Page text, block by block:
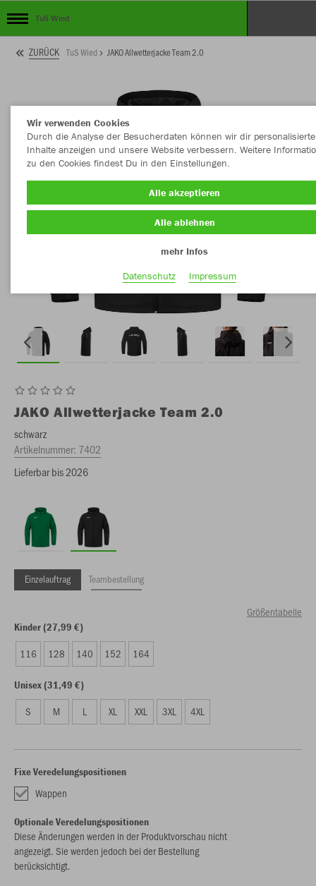
TuS Wied
ZURÜCK TuS Wied JAKO Allwetterjacke Team 2.0
JAKO Allwetterjacke Team 2.0
schwarz
Artikelnummer: 7402
Lieferbar bis 2026
Einzelauftrag Teambestellung
Größentabelle
Kinder (27,99 €)
116 128 140 152 164
Unisex (31,49 €)
S M L XL XXL 3XL 4XL
Fixe Veredelungspositionen
Wappen
Optionale Veredelungspositionen
Diese Änderungen werden in der Produktvorschau nicht
angezeigt. Sie werden jedoch bei der Bestellung
berücksichtigt.
Wir verwenden Cookies
Durch die Analyse der Besucherdaten können wir dir personalisierte
Inhalte anzeigen und unsere Website verbessern. Weitere
zu den Cookies findest Du in den Einstellungen.
Alle akzeptieren
Alle ablehnen
mehr Infos
Datenschutz
Impressum